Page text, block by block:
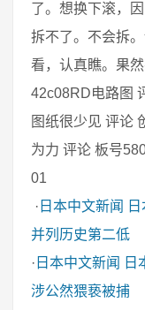
了。想换下滚，
拆不了。不会拆
看，认真瞧。果
42c08RD电路图
图纸很少见 评论
为力 评论 板号
01
· 日本中文新闻
并列历史第二低
· 日本中文新闻
日
涉公然猥亵被捕